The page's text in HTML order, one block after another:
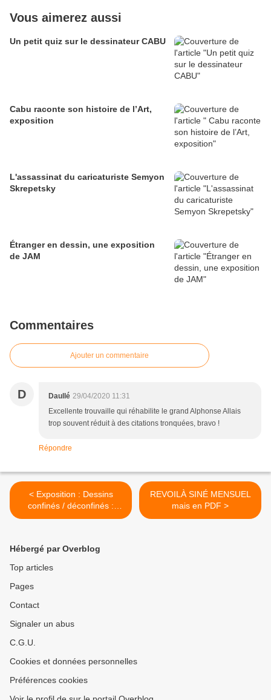
Vous aimerez aussi
Un petit quiz sur le dessinateur CABU
Cabu raconte son histoire de l’Art,
exposition
L'assassinat du caricaturiste Semyon
Skrepetsky
Étranger en dessin, une exposition
de JAM
Commentaires
Ajouter un commentaire
D Daullé 29/04/2020 11:31
Excellente trouvaille qui réhabilite le grand Alphonse Allais
trop souvent réduit à des citations tronquées, bravo !
Répondre
< Exposition : Dessins
confinés / déconfinés :
exposition itinérante
REVOILÀ SINÉ MENSUEL
mais en PDF >
Hébergé par Overblog
Top articles
Pages
Contact
Signaler un abus
C.G.U.
Cookies et données personnelles
Préférences cookies